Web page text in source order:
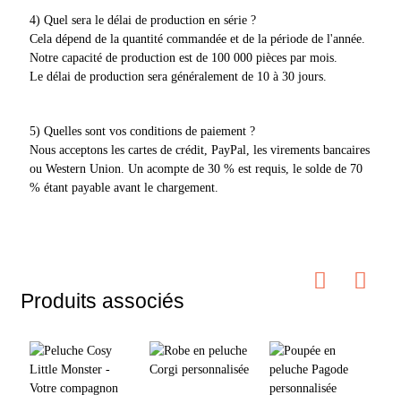
4) Quel sera le délai de production en série ?
Cela dépend de la quantité commandée et de la période de l'année.
Notre capacité de production est de 100 000 pièces par mois.
Le délai de production sera généralement de 10 à 30 jours.
5) Quelles sont vos conditions de paiement ?
Nous acceptons les cartes de crédit, PayPal, les virements bancaires
ou Western Union. Un acompte de 30 % est requis, le solde de 70
% étant payable avant le chargement.
Produits associés